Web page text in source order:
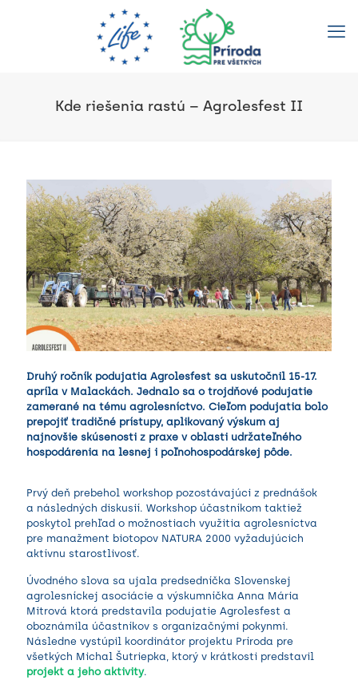
Kde riešenia rastú – Agrolesfest II
Druhý ročník podujatia Agrolesfest sa uskutočnil 15-17.
apríla v Malackách. Jednalo sa o trojdňové podujatie
zamerané na tému agrolesníctvo. Cieľom podujatia bolo
prepojiť tradičné prístupy, aplikovaný výskum aj
najnovšie skúsenosti z praxe v oblasti udržateľného
hospodárenia na lesnej i poľnohospodárskej pôde.
Prvý deň prebehol workshop pozostávajúci z prednášok
a následných diskusií. Workshop účastníkom taktiež
poskytol prehľad o možnostiach využitia agrolesníctva
pre manažment biotopov NATURA 2000 vyžadujúcich
aktívnu starostlivosť.
Úvodného slova sa ujala predsedníčka Slovenskej
agrolesníckej asociácie a výskumníčka Anna Mária
Mitrová ktorá predstavila podujatie Agrolesfest a
oboznámila účastníkov s organizačnými pokynmi.
Následne vystúpil koordinátor projektu Príroda pre
všetkých Michal Šutriepka, ktorý v krátkosti predstavil
projekt a jeho aktivity.